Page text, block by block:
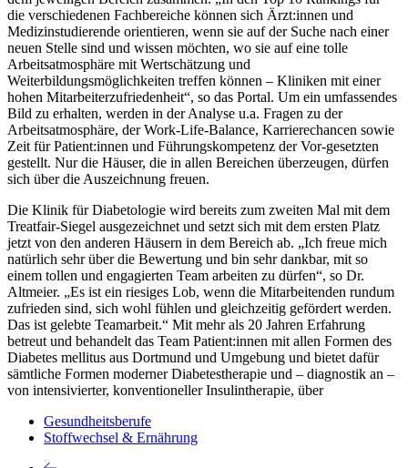
die verschiedenen Fachbereiche können sich Ärzt:innen und
Medizinstudierende orientieren, wenn sie auf der Suche nach einer
neuen Stelle sind und wissen möchten, wo sie auf eine tolle
Arbeitsatmosphäre mit Wertschätzung und
Weiterbildungsmöglichkeiten treffen können – Kliniken mit einer
hohen Mitarbeiterzufriedenheit“, so das Portal. Um ein umfassendes
Bild zu erhalten, werden in der Analyse u.a. Fragen zu der
Arbeitsatmosphäre, der Work-Life-Balance, Karrierechancen sowie
Zeit für Patient:innen und Führungskompetenz der Vor-gesetzten
gestellt. Nur die Häuser, die in allen Bereichen überzeugen, dürfen
sich über die Auszeichnung freuen.
Die Klinik für Diabetologie wird bereits zum zweiten Mal mit dem
Treatfair-Siegel ausgezeichnet und setzt sich mit dem ersten Platz
jetzt von den anderen Häusern in dem Bereich ab. „Ich freue mich
natürlich sehr über die Bewertung und bin sehr dankbar, mit so
einem tollen und engagierten Team arbeiten zu dürfen“, so Dr.
Altmeier. „Es ist ein riesiges Lob, wenn die Mitarbeitenden rundum
zufrieden sind, sich wohl fühlen und gleichzeitig gefördert werden.
Das ist gelebte Teamarbeit.“ Mit mehr als 20 Jahren Erfahrung
betreut und behandelt das Team Patient:innen mit allen Formen des
Diabetes mellitus aus Dortmund und Umgebung und bietet dafür
sämtliche Formen moderner Diabetestherapie und – diagnostik an –
von intensivierter, konventioneller Insulintherapie, über
Gesundheitsberufe
Stoffwechsel & Ernährung